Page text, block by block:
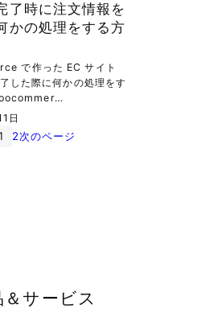
了時に注文情報を
かの処理をする方
で作った EC サイト
した際に何かの処理をす
日
2次のページ
＆サービス